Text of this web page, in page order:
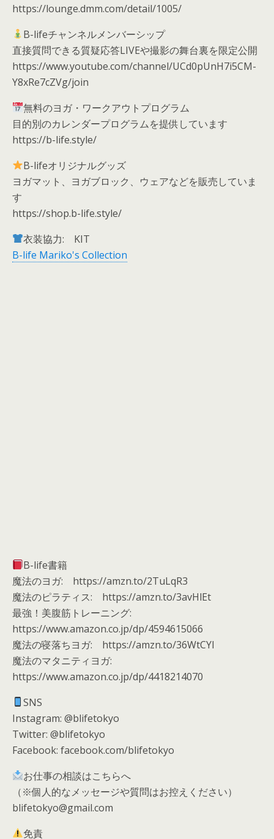
https://lounge.dmm.com/detail/1005/
B-lifeチャンネルメンバーシップ
直接質問できる質疑応答LIVEや撮影の舞台裏を限定公開
https://www.youtube.com/channel/UCd0pUnH7i5CM-
Y8xRe7cZVg/join
無料のヨガ・ワークアウトプログラム
目的別のカレンダープログラムを提供しています
https://b-life.style/
B-lifeオリジナルグッズ
ヨガマット、ヨガブロック、ウェアなどを販売していま
す
https://shop.b-life.style/
衣装協力: KIT
B-life Mariko's Collection
B-life書籍
魔法のヨガ: https://amzn.to/2TuLqR3
魔法のピラティス: https://amzn.to/3avHlEt
最強！美腹筋トレーニング:
https://www.amazon.co.jp/dp/4594615066
魔法の寝落ちヨガ: https://amzn.to/36WtCYI
魔法のマタニティヨガ:
https://www.amazon.co.jp/dp/4418214070
SNS
Instagram: @blifetokyo
Twitter: @blifetokyo
Facebook: facebook.com/blifetokyo
お仕事の相談はこちらへ
（※個人的なメッセージや質問はお控えください）
blifetokyo@gmail.com
免責